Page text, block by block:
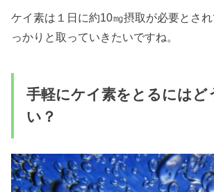
ケイ素は１日に約10㎎摂取が必要とさ
っかりと取っていきたいですね。
手軽にケイ素をとるにはど
い？